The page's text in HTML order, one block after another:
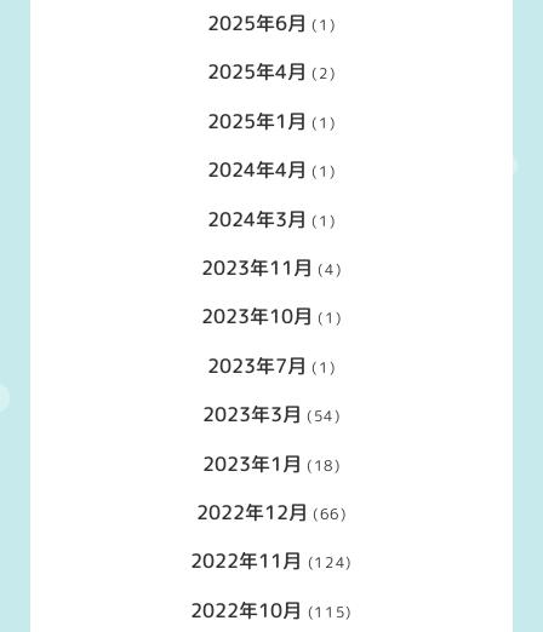
2025年6月 (1)
2025年4月 (2)
2025年1月 (1)
2024年4月 (1)
2024年3月 (1)
2023年11月 (4)
2023年10月 (1)
2023年7月 (1)
2023年3月 (54)
2023年1月 (18)
2022年12月 (66)
2022年11月 (124)
2022年10月 (115)